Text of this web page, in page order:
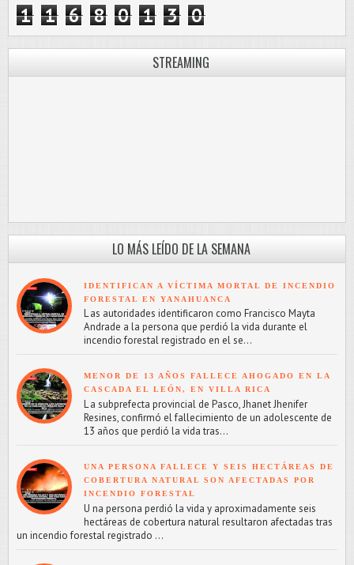
1 1 6 8 0 1 3 0
STREAMING
LO MÁS LEÍDO DE LA SEMANA
IDENTIFICAN A VÍCTIMA MORTAL DE INCENDIO
FORESTAL EN YANAHUANCA
L as autoridades identificaron como Francisco Mayta
Andrade a la persona que perdió la vida durante el
incendio forestal registrado en el se...
MENOR DE 13 AÑOS FALLECE AHOGADO EN LA
CASCADA EL LEÓN, EN VILLA RICA
L a subprefecta provincial de Pasco, Jhanet Jhenifer
Resines, confirmó el fallecimiento de un adolescente de
13 años que perdió la vida tras...
UNA PERSONA FALLECE Y SEIS HECTÁREAS DE
COBERTURA NATURAL SON AFECTADAS POR
INCENDIO FORESTAL
U na persona perdió la vida y aproximadamente seis
hectáreas de cobertura natural resultaron afectadas tras
un incendio forestal registrado ...